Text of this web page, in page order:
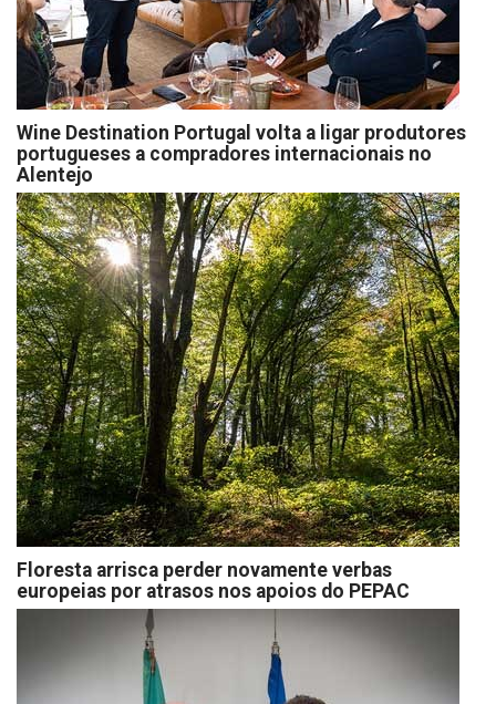
Wine Destination Portugal volta a ligar produtores
portugueses a compradores internacionais no
Alentejo
Floresta arrisca perder novamente verbas
europeias por atrasos nos apoios do PEPAC